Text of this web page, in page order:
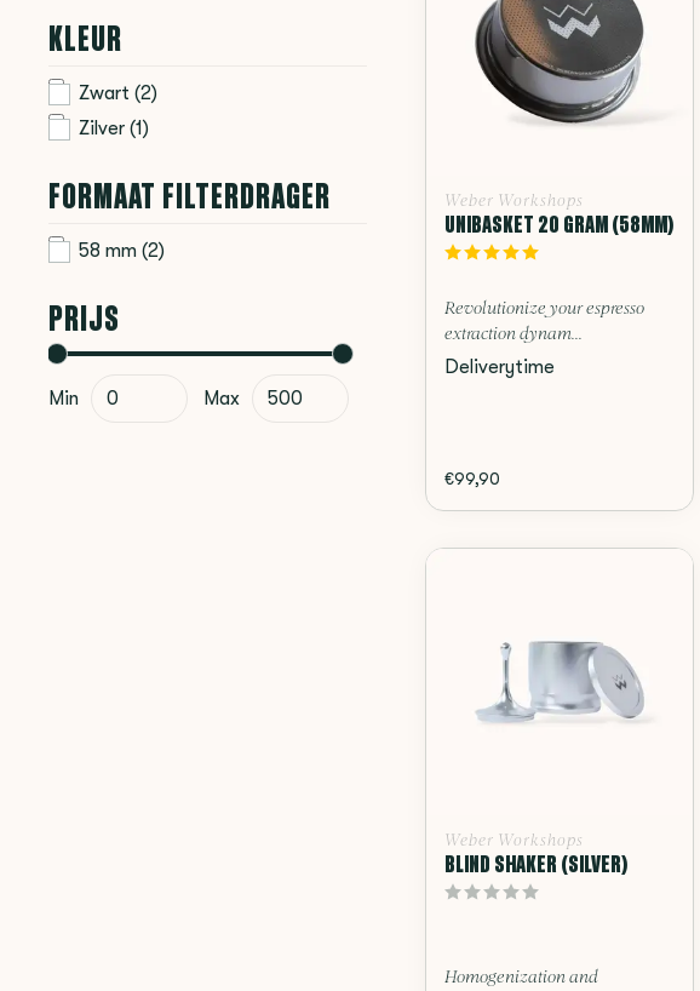
KLEUR
Zwart (2)
Zilver (1)
FORMAAT FILTERDRAGER
58 mm (2)
PRIJS
Min Max
Weber Workshops
UNIBASKET 20 GRAM (58MM)
Revolutionize your espresso
extraction dynam...
Deliverytime
€99,90
Weber Workshops
BLIND SHAKER (SILVER)
Homogenization and